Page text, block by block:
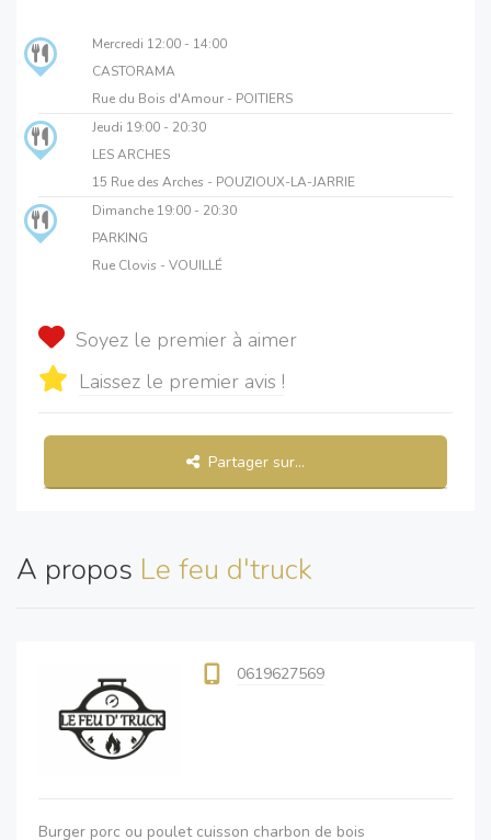
Mercredi 12:00 - 14:00
CASTORAMA
Rue du Bois d'Amour - POITIERS
Jeudi 19:00 - 20:30
LES ARCHES
15 Rue des Arches - POUZIOUX-LA-JARRIE
Dimanche 19:00 - 20:30
PARKING
Rue Clovis - VOUILLÉ
Soyez le premier à aimer
Laissez le premier avis !
Partager sur...
A propos Le feu d'truck
0619627569
Burger porc ou poulet cuisson charbon de bois